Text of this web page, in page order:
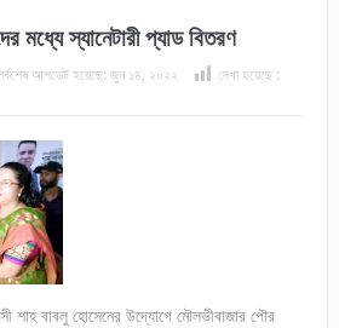
মধ্যে স্যানেটারী প্যাড বিতরণ
আপডেট হয়েছে: জুন ১৪, ২০২২
দেখা হয়েছে :
শাহ বাবলু হোসেনের উদ্যোগে মৌলভীবাজার পৌর